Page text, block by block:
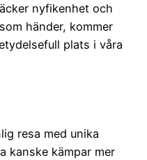
nyfikenhet och
händer, kommer
plats i våra
resa med unika
kanske kämpar mer